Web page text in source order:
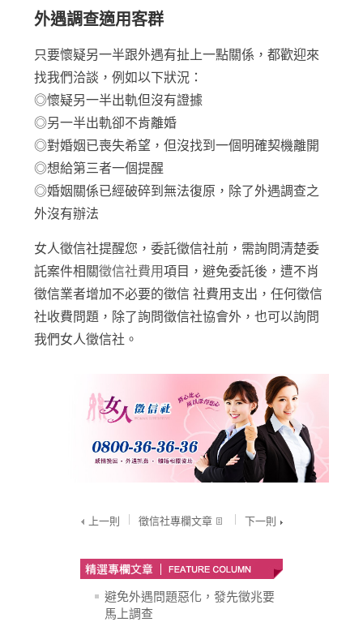
外遇調查適用客群
只要懷疑另一半跟外遇有扯上一點關係，都歡迎來
找我們洽談，例如以下狀況：
◎懷疑另一半出軌但沒有證據
◎另一半出軌卻不肯離婚
◎對婚姻已喪失希望，但沒找到一個明確契機離開
◎想給第三者一個提醒
◎婚姻關係已經破碎到無法復原，除了外遇調查之
外沒有辦法
女人徵信社提醒您，委託徵信社前，需詢問清楚委
託案件相關徵信社費用項目，避免委託後，遭不肖
徵信業者增加不必要的徵信 社費用支出，任何徵信
社收費問題，除了詢問徵信社協會外，也可以詢問
我們女人徵信社。
上一則 徵信社專欄文章 下一則
避免外遇問題惡化，發先徵兆要
馬上調查